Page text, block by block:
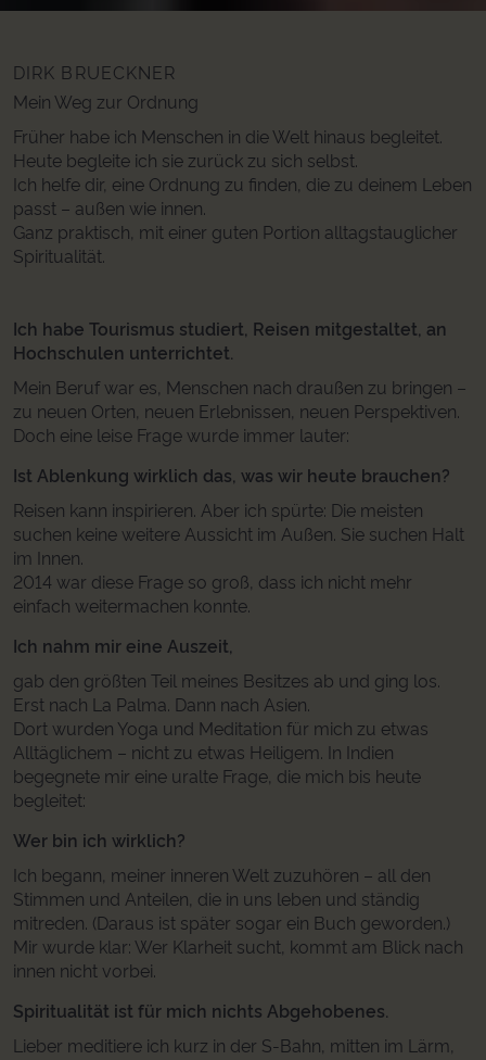
DIRK BRUECKNER
Mein Weg zur Ordnung
Früher habe ich Menschen in die Welt hinaus begleitet.
Heute begleite ich sie zurück zu sich selbst.
Ich helfe dir, eine Ordnung zu finden, die zu deinem Leben
passt – außen wie innen.
Ganz praktisch, mit einer guten Portion alltagstauglicher
Spiritualität.
Ich habe Tourismus studiert, Reisen mitgestaltet, an
Hochschulen unterrichtet.
Mein Beruf war es, Menschen nach draußen zu bringen –
zu neuen Orten, neuen Erlebnissen, neuen Perspektiven.
Doch eine leise Frage wurde immer lauter:
Ist Ablenkung wirklich das, was wir heute brauchen?
Reisen kann inspirieren. Aber ich spürte: Die meisten
suchen keine weitere Aussicht im Außen. Sie suchen Halt
im Innen.
2014 war diese Frage so groß, dass ich nicht mehr
einfach weitermachen konnte.
Ich nahm mir eine Auszeit,
gab den größten Teil meines Besitzes ab und ging los.
Erst nach La Palma. Dann nach Asien.
Dort wurden Yoga und Meditation für mich zu etwas
Alltäglichem – nicht zu etwas Heiligem. In Indien
begegnete mir eine uralte Frage, die mich bis heute
begleitet:
Wer bin ich wirklich?
Ich begann, meiner inneren Welt zuzuhören – all den
Stimmen und Anteilen, die in uns leben und ständig
mitreden. (Daraus ist später sogar ein Buch geworden.)
Mir wurde klar: Wer Klarheit sucht, kommt am Blick nach
innen nicht vorbei.
Spiritualität ist für mich nichts Abgehobenes.
Lieber meditiere ich kurz in der S-Bahn, mitten im Lärm,